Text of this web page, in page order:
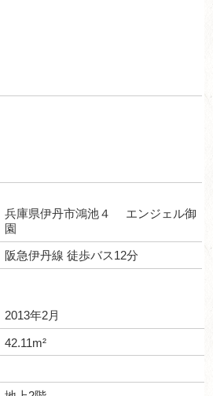
兵庫県伊丹市鴻池４ エンジェル御
園
阪急伊丹線 徒歩バス12分
2013年2月
42.11m²